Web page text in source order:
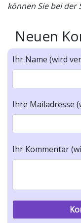
können Sie bei der
Neuen
Ihr Name (wird
Ihre Mailadresse
Ihr Kommentar